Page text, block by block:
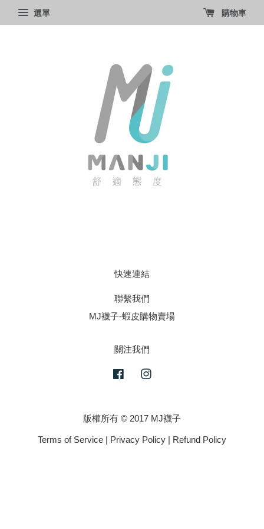
選單 購物車
快速連結
聯繫我們
MJ襪子-蝦皮購物賣場
關注我們
Facebook
版權所有 © 2017 MJ襪子
Terms of Service | Privacy Policy | Refund Policy